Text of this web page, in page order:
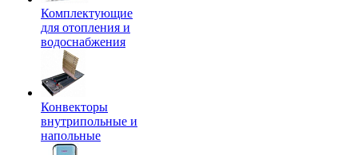
Комплектующие
для отопления и
водоснабжения
Конвекторы
внутрипольные и
напольные